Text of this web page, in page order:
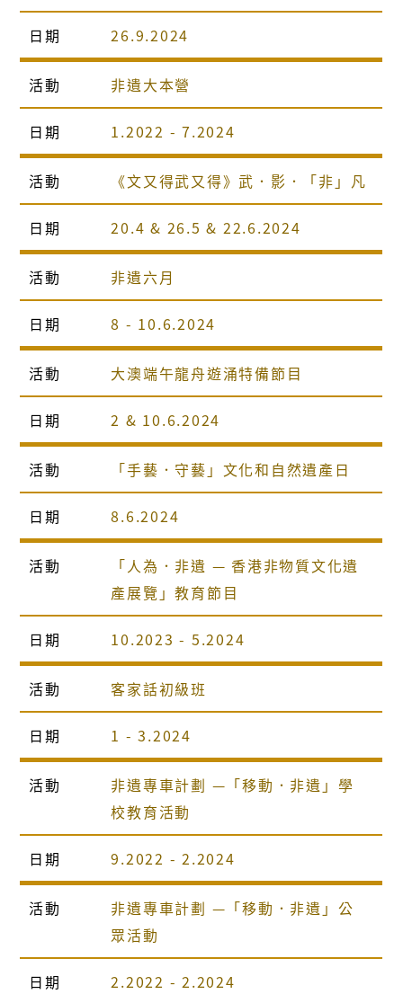
日期 26.9.2024
活動 非遺大本營
日期 1.2022 - 7.2024
活動 《文又得武又得》武．影．「非」凡
日期 20.4 & 26.5 & 22.6.2024
活動 非遺六月
日期 8 - 10.6.2024
活動 大澳端午龍舟遊涌特備節目
日期 2 & 10.6.2024
活動 「手藝．守藝」文化和自然遺產日
日期 8.6.2024
活動
「人為．非遺 — 香港非物質文化遺
產展覽」教育節目
日期 10.2023 - 5.2024
活動 客家話初級班
日期 1 - 3.2024
活動
非遺專車計劃 —「移動．非遺」學
校教育活動
日期 9.2022 - 2.2024
活動
非遺專車計劃 —「移動．非遺」公
眾活動
日期 2.2022 - 2.2024